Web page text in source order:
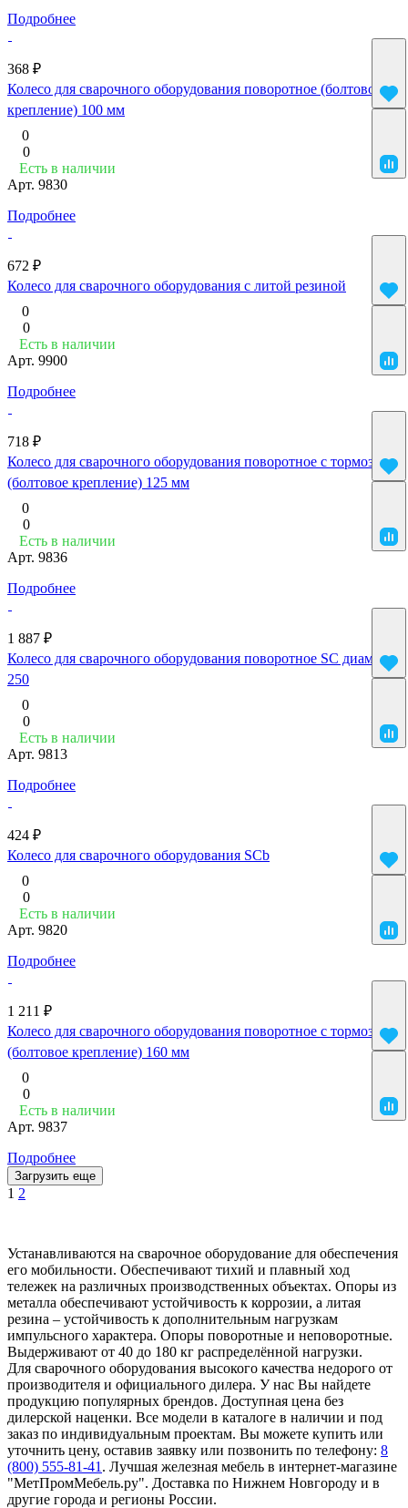
Подробнее
368 ₽
Колесо для сварочного оборудования поворотное (болтовое
крепление) 100 мм
0
0
Есть в наличии
Арт. 9830
Подробнее
672 ₽
Колесо для сварочного оборудования с литой резиной
0
0
Есть в наличии
Арт. 9900
Подробнее
718 ₽
Колесо для сварочного оборудования поворотное с тормозом
(болтовое крепление) 125 мм
0
0
Есть в наличии
Арт. 9836
Подробнее
1 887 ₽
Колесо для сварочного оборудования поворотное SC диаметр
250
0
0
Есть в наличии
Арт. 9813
Подробнее
424 ₽
Колесо для сварочного оборудования SCb
0
0
Есть в наличии
Арт. 9820
Подробнее
1 211 ₽
Колесо для сварочного оборудования поворотное с тормозом
(болтовое крепление) 160 мм
0
0
Есть в наличии
Арт. 9837
Подробнее
Загрузить еще
1 2
Устанавливаются на сварочное оборудование для обеспечения
его мобильности. Обеспечивают тихий и плавный ход
тележек на различных производственных объектах. Опоры из
металла обеспечивают устойчивость к коррозии, а литая
резина – устойчивость к дополнительным нагрузкам
импульсного характера. Опоры поворотные и неповоротные.
Выдерживают от 40 до 180 кг распределённой нагрузки.
Для сварочного оборудования высокого качества недорого от
производителя и официального дилера. У нас Вы найдете
продукцию популярных брендов. Доступная цена без
дилерской наценки. Все модели в каталоге в наличии и под
заказ по индивидуальным проектам. Вы можете купить или
уточнить цену, оставив заявку или позвонить по телефону: 8
(800) 555-81-41 . Лучшая железная мебель в интернет-магазине
"МетПромМебель.ру". Доставка по Нижнем Новгороду и в
другие города и регионы России.